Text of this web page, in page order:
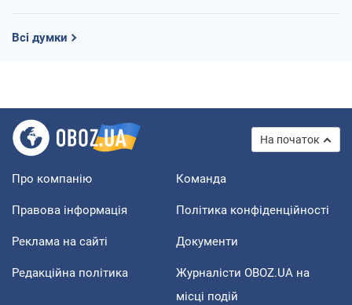
Всі думки
На початок
Про компанію Команда
Правова інформація Політика конфіденційності
Реклама на сайті Документи
Редакційна політика
Журналісти OBOZ.UA на
місці подій